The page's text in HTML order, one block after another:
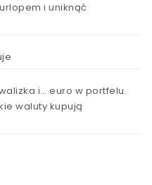
i uniknąć
i… euro w portfelu.
waluty kupują